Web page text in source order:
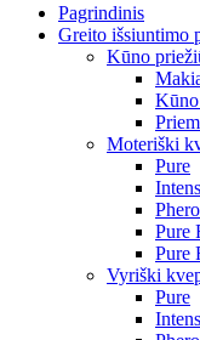
Pagrindinis
Greito išsiuntimo
Kūno
Moteriški
Pure
Pure
Pure
Vyriški
Pure